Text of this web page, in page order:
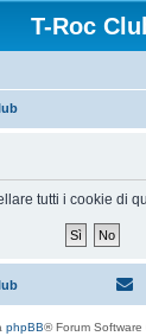
T-Roc
tutti i cookie di
phpBB® Forum